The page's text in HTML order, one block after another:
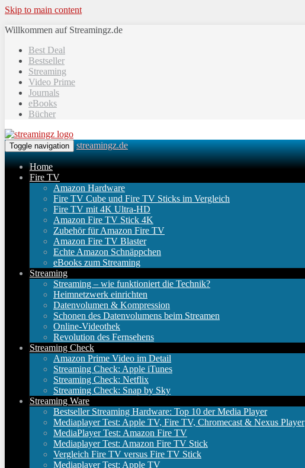
Skip to main content
Willkommen auf Streamingz.de
Best Deal
Bestseller
Streaming
Video Prime
Journals
eBooks
Bücher
Toggle navigation streamingz.de
Home
Fire TV
Amazon Hardware
Fire TV Cube und Fire TV Sticks im Vergleich
Fire TV mit 4K Ultra-HD
Amazon Fire TV Stick 4K
Zubehör für Amazon Fire TV
Amazon Fire TV Blaster
Echte Amazon Schnäppchen
eBooks zum Streaming
Streaming
Streaming – wie funktioniert die Technik?
Heimnetzwerk einrichten
Datenvolumen & Kompression
Schonen des Datenvolumens beim Streamen
Online-Videothek
Revolution des Fernsehens
Streaming Check
Amazon Prime Video im Detail
Streaming Check: Apple iTunes
Streaming Check: Netflix
Streaming Check: Snap by Sky
Streaming Ware
Bestseller Streaming Hardware: Top 10 der Media Player
Mediaplayer Test: Apple TV, Fire TV, Chromecast & Nexus Player
MediaPlayer Test: Amazon Fire TV
Mediaplayer Test: Amazon Fire TV Stick
Vergleich Fire TV versus Fire TV Stick
Mediaplayer Test: Apple TV